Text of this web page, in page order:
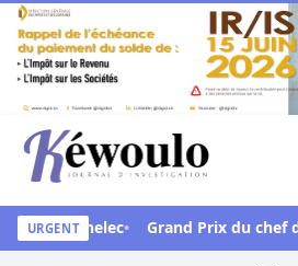
Aller au contenu
Kéwoulo, le premier site
URGENT
Senelec Grand Prix du chef de